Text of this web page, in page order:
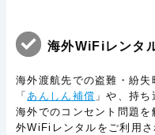
海外WiFiレンタ
海外渡航先での盗難・紛
「あんしん補償 」や、持ち
海外でのコンセント問題を
外WiFiレンタルをご利用